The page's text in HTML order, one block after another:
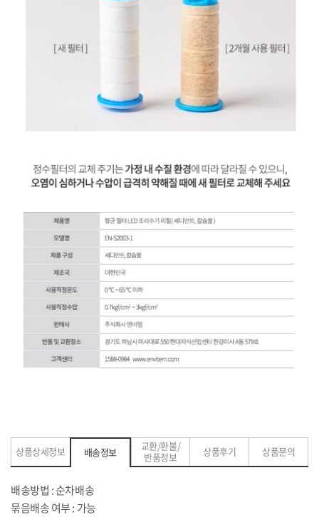
상품상세정보 배송정보
교환/환불/
반품정보
상품후기 상품문의
배송방법 : 순차배송
묶음배송 여부 : 가능